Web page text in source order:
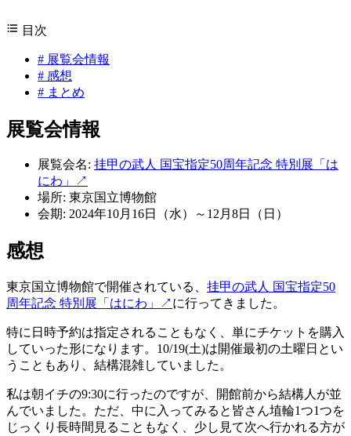
目次
# 展覧会情報
# 感想
# まとめ
展覧会情報
展覧会名: 挂甲の武人 国宝指定50周年記念 特別展「は
にわ」
↗
場所: 東京国立博物館
会期: 2024年10月16日（水）～12月8日（日）
感想
東京国立博物館で開催されている、 挂甲の武人 国宝指定50
周年記念 特別展「はにわ」
↗ に行ってきました。
特に日時予約は指定されることもなく、単にチケットを購入
していった形になります。10/19(土)は開催最初の土曜日とい
うこともあり、結構混雑していました。
私は朝イチの9:30に行ったのですが、開館前から結構人が並
んでいました。ただ、中に入ってみると皆さん埴輪1つ1つを
じっくり長時間見ることもなく、少し見て次へ行かれる方が